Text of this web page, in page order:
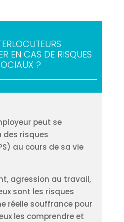
EN CAS DE RISQUES
?
peut se
des risques
au cours de sa vie
agression au travail,
sont les risques
réelle souffrance pour
les comprendre et